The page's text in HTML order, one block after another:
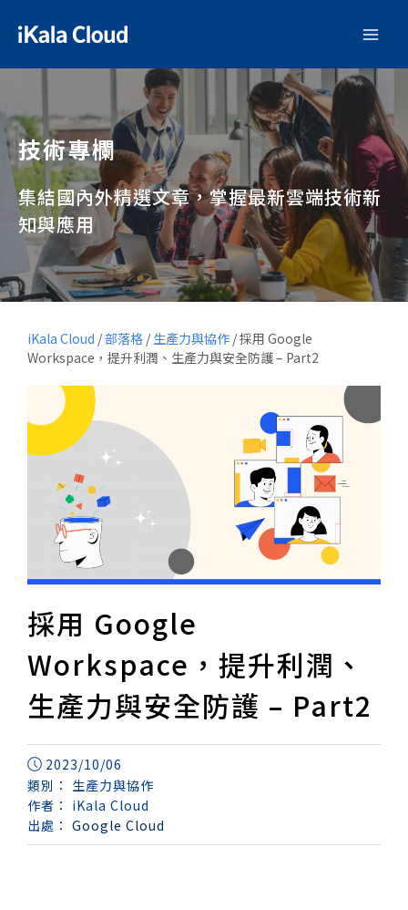
技術專欄
集結國內外精選文章，掌握最新雲端技術新
知與應用
iKala Cloud /部落格 / 生產力與協作 /採用 Google
Workspace，提升利潤、生產力與安全防護 – Part2
採用 Google
Workspace，提升利潤、
生產力與安全防護 – Part2
2023/10/06
類別： 生產力與協作
作者： iKala Cloud
出處： Google Cloud